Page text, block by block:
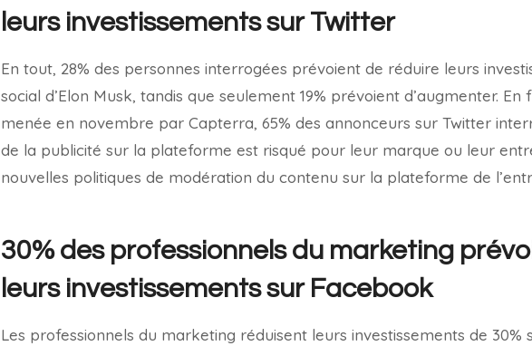
leurs investissements sur Twitter
En tout, 28% des personnes interrogées prévoient de réduire leurs
social d’Elon Musk, tandis que seulement 19% prévoient d’augmenter.
menée en novembre par Capterra, 65% des annonceurs sur Twitter
de la publicité sur la plateforme est risqué pour leur marque ou leur
nouvelles politiques de modération du contenu sur la plateforme de
30% des professionnels du marketing
leurs investissements sur Facebook
Les professionnels du marketing réduisent leurs investissements de 30%